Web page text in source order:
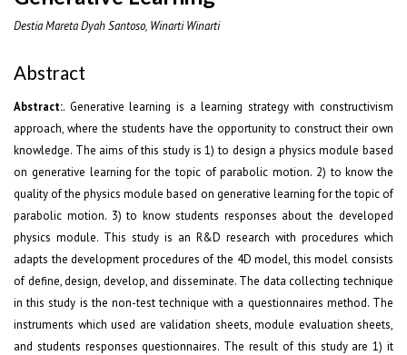
Destia Mareta Dyah Santoso, Winarti Winarti
Abstract
Abstract:. Generative learning is a learning strategy with constructivism
approach, where the students have the opportunity to construct their own
knowledge. The aims of this study is 1) to design a physics module based
on generative learning for the topic of parabolic motion. 2) to know the
quality of the physics module based on generative learning for the topic of
parabolic motion. 3) to know students responses about the developed
physics module. This study is an R&D research with procedures which
adapts the development procedures of the 4D model, this model consists
of define, design, develop, and disseminate. The data collecting technique
in this study is the non-test technique with a questionnaires method. The
instruments which used are validation sheets, module evaluation sheets,
and students responses questionnaires. The result of this study are 1) it